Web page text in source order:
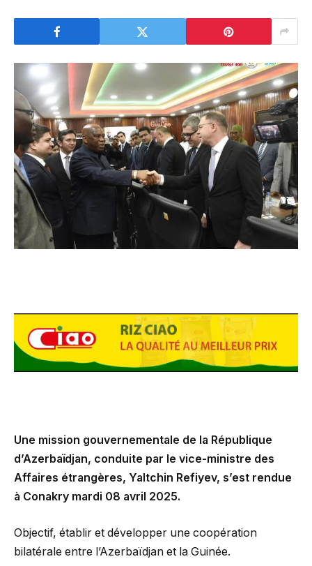
Une mission gouvernementale de la République
d’Azerbaïdjan, conduite par le vice-ministre des
Affaires étrangères, Yaltchin Refiyev, s’est rendue
à Conakry mardi 08 avril 2025.
Objectif, établir et développer une coopération
bilatérale entre l’Azerbaïdjan et la Guinée.